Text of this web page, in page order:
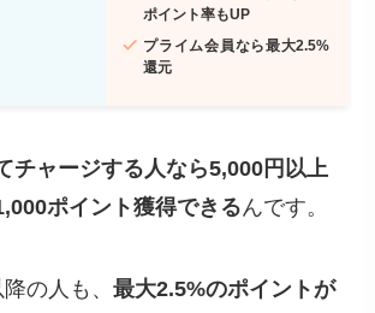
ポイント率もUP
プライム会員なら最大2.5%
還元
チャージする人なら5,000円以上
ポイント獲得できるんです。
の人も、最大2.5%のポイントが